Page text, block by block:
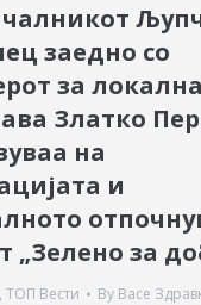
заедно со
за локална
Златко
на
и
„Зелено за
, ТОП Вести By Васе